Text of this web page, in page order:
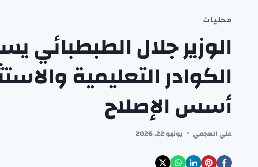
محليات
الوزير جلال الطبطبائي
الكوادر التعليمية
أسس الإصلاح
علي العجمي يونيو 22, 2026